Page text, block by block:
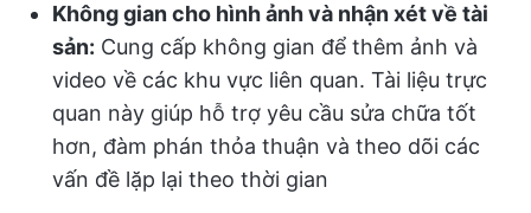
Không gian cho hình ảnh và nhận xét về tài
sản: Cung cấp không gian để thêm ảnh và
video về các khu vực liên quan. Tài liệu trực
quan này giúp hỗ trợ yêu cầu sửa chữa tốt
hơn, đàm phán thỏa thuận và theo dõi các
vấn đề lặp lại theo thời gian